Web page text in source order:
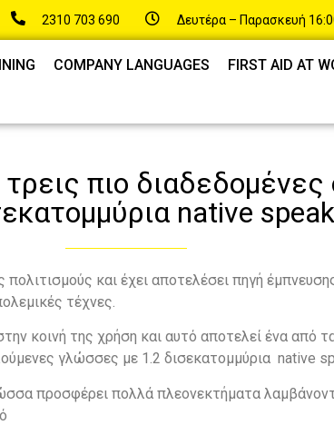
2310 703 690 Δευτέρα – Παρασκευή
COMPANY LANGUAGES FIRST AID AT
τρεις πιο
native
και έχει αποτελέσει πηγή
τέχνες.
κοινή της χρήση και αυτό αποτελεί ένα από
γλώσσες με 1.2 δισεκατομμύρια native
προσφέρει πολλά πλεονεκτήματα